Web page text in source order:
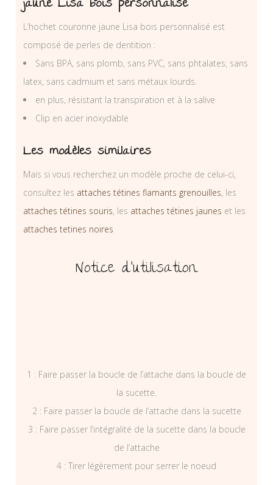
jaune Lisa bois personnalisé
L’hochet couronne jaune Lisa bois personnalisé est
composé de perles de dentition :
Sans BPA, sans plomb, sans PVC, sans phtalates, sans
latex, sans cadmium et sans métaux lourds.
en plus, résistant la transpiration et à la salive
Clip en acier inoxydable
Les modèles similaires
Mais si vous recherchez un modèle proche de celui-ci,
consultez les attaches tétines flamants grenouilles, les
attaches tétines souris, les attaches tétines jaunes et les
attaches tetines noires
Notice d’utilisation
1 : Faire passer la boucle de l’attache dans la boucle de
la sucette.
2 : Faire passer la boucle de l’attache dans la sucette
3 : Faire passer l’intégralité de la sucette dans la boucle
de l’attache
4 : Tirer légèrement pour serrer le noeud